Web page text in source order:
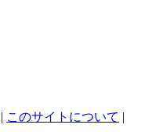
| このサイトについて |